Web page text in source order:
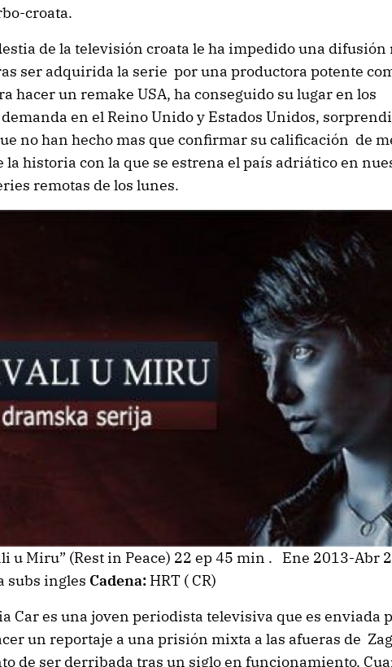
croata.
de la televisión croata le ha impedido una difusión
ser adquirida la serie por una productora potente
hacer un remake USA, ha conseguido su lugar en los
en el Reino Unido y Estados Unidos,
no han hecho mas que confirmar su calificación de
la historia con la que se estrena el país adriático en
remotas de los lunes.
u Miru” (Rest in Peace) 22 ep 45 min . Ene 2013-Abr
subs ingles Cadena:HRT ( CR)
Car es una joven periodista televisiva que es enviada
un reportaje a una prisión mixta a las afueras de
de ser derribada tras un siglo en funcionamiento.